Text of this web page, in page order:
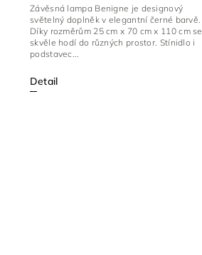
Detail
Závěsná lampa Benigne je designový
světelný doplněk v elegantní černé barvě.
Díky rozměrům 25 cm x 70 cm x 110 cm se
skvěle hodí do různých prostor. Stínidlo i
podstavec...